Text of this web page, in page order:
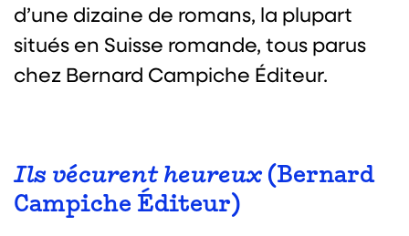
d’une dizaine de romans, la plupart
situés en Suisse romande, tous parus
chez Bernard Campiche Éditeur.
Ils vécurent heureux (Bernard
Campiche Éditeur)